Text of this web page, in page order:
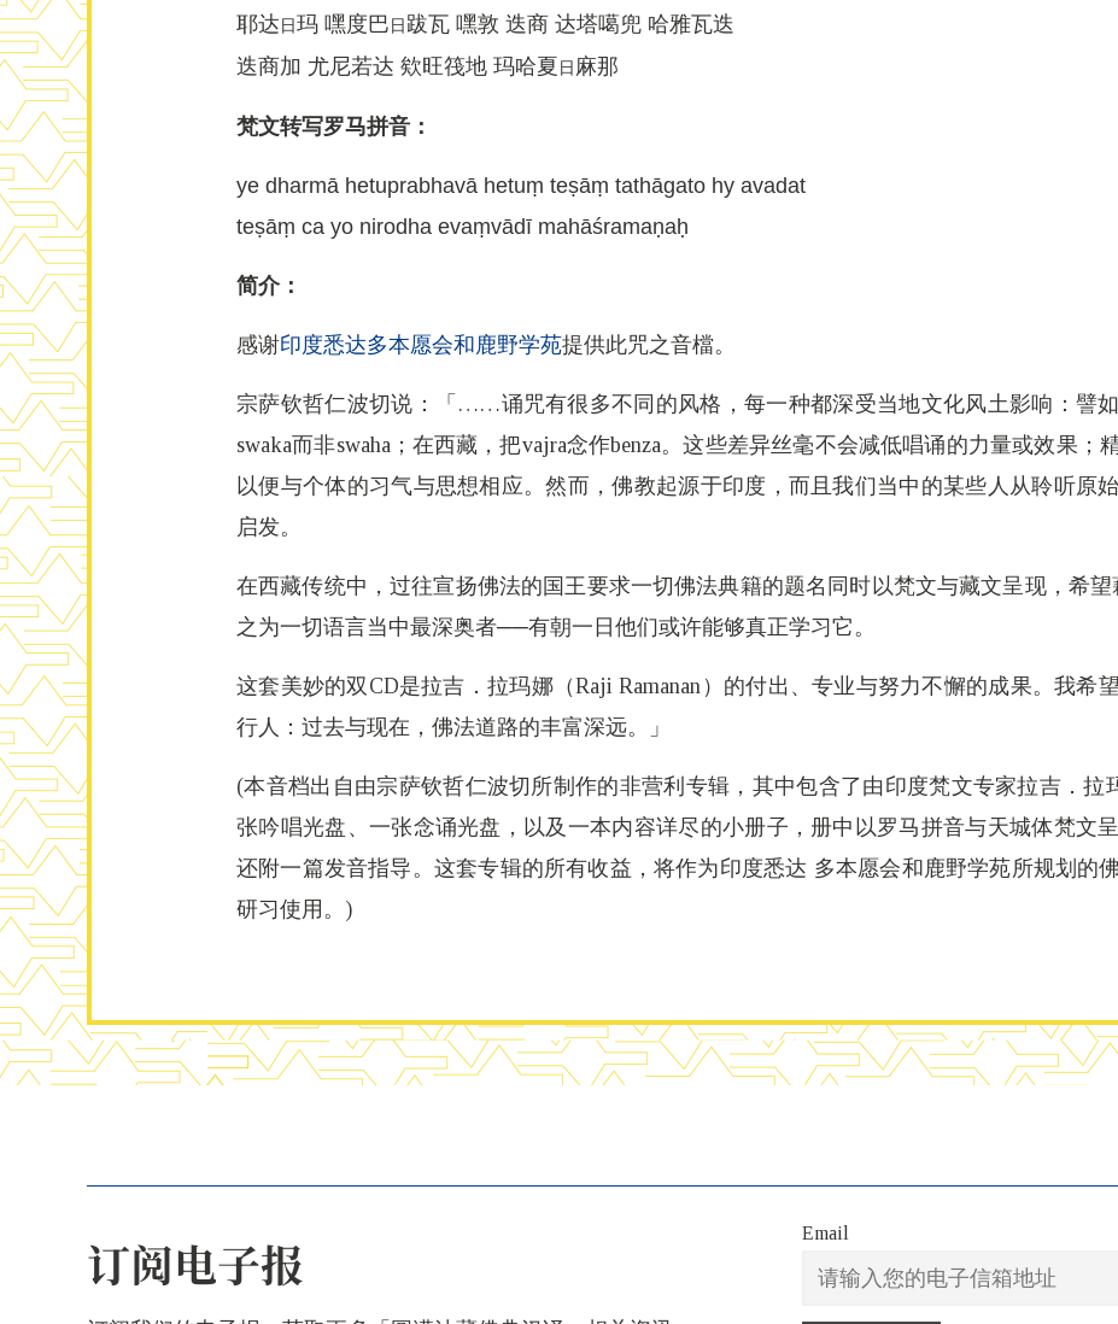
耶达日玛 嘿度巴日跋瓦 嘿敦 迭商 达塔噶兜 哈雅瓦迭
迭商加 尤尼若达 欸旺筏地 玛哈夏日 麻那
梵文转写罗马拼音：
ye dharmā hetuprabhavā hetuṃ teṣāṃ tathāgato hy avadat
teṣāṃ ca yo nirodha evaṃvādī mahāśramaṇaḥ
简介：
感谢印度悉达多本愿会和鹿野学苑提供此咒之音檔。
宗萨钦哲仁波切说：「……诵咒有很多不同的风格，每一种都深受当地文化风土影响：譬
swaka而非swaha；在西藏，把vajra念作benza。这些差异丝毫不会减低唱诵的力量或效果；
以便与个体的习气与思想相应。然而，佛教起源于印度，而且我们当中的某些人从聆听原
启发。
在西藏传统中，过往宣扬佛法的国王要求一切佛法典籍的题名同时以梵文与藏文呈现，希
之为一切语言当中最深奥者──有朝一日他们或许能够真正学习它。
这套美妙的双CD是拉吉．拉玛娜（Raji Ramanan）的付出、专业与努力不懈的成果。我希
行人：过去与现在，佛法道路的丰富深远。」
(本音档出自由宗萨钦哲仁波切所制作的非营利专辑，其中包含了由印度梵文专家拉吉．拉
张吟唱光盘、一张念诵光盘，以及一本内容详尽的小册子，册中以罗马拼音与天城体梵文
还附一篇发音指导。这套专辑的所有收益，将作为印度悉达 多本愿会和鹿野学苑所规划的
研习使用。)
订阅电子报
Email